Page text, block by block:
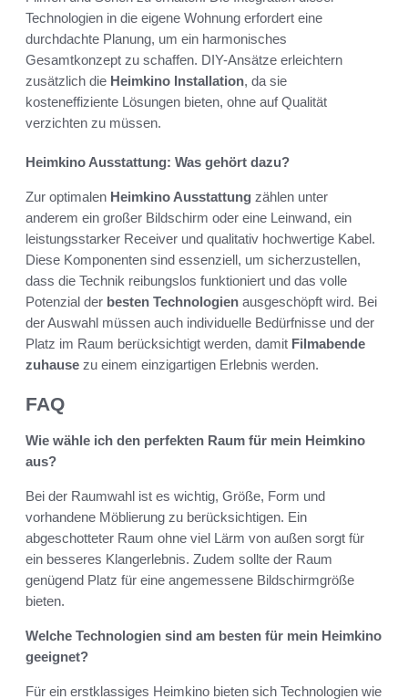
Technologien in die eigene Wohnung erfordert eine
durchdachte Planung, um ein harmonisches
Gesamtkonzept zu schaffen. DIY-Ansätze erleichtern
zusätzlich die Heimkino Installation, da sie
kosteneffiziente Lösungen bieten, ohne auf Qualität
verzichten zu müssen.
Heimkino Ausstattung: Was gehört dazu?
Zur optimalen Heimkino Ausstattung zählen unter
anderem ein großer Bildschirm oder eine Leinwand, ein
leistungsstarker Receiver und qualitativ hochwertige Kabel.
Diese Komponenten sind essenziell, um sicherzustellen,
dass die Technik reibungslos funktioniert und das volle
Potenzial der besten Technologien ausgeschöpft wird. Bei
der Auswahl müssen auch individuelle Bedürfnisse und der
Platz im Raum berücksichtigt werden, damit Filmabende
zuhause zu einem einzigartigen Erlebnis werden.
FAQ
Wie wähle ich den perfekten Raum für mein Heimkino
aus?
Bei der Raumwahl ist es wichtig, Größe, Form und
vorhandene Möblierung zu berücksichtigen. Ein
abgeschotteter Raum ohne viel Lärm von außen sorgt für
ein besseres Klangerlebnis. Zudem sollte der Raum
genügend Platz für eine angemessene Bildschirmgröße
bieten.
Welche Technologien sind am besten für mein Heimkino
geeignet?
Für ein erstklassiges Heimkino bieten sich Technologien wie